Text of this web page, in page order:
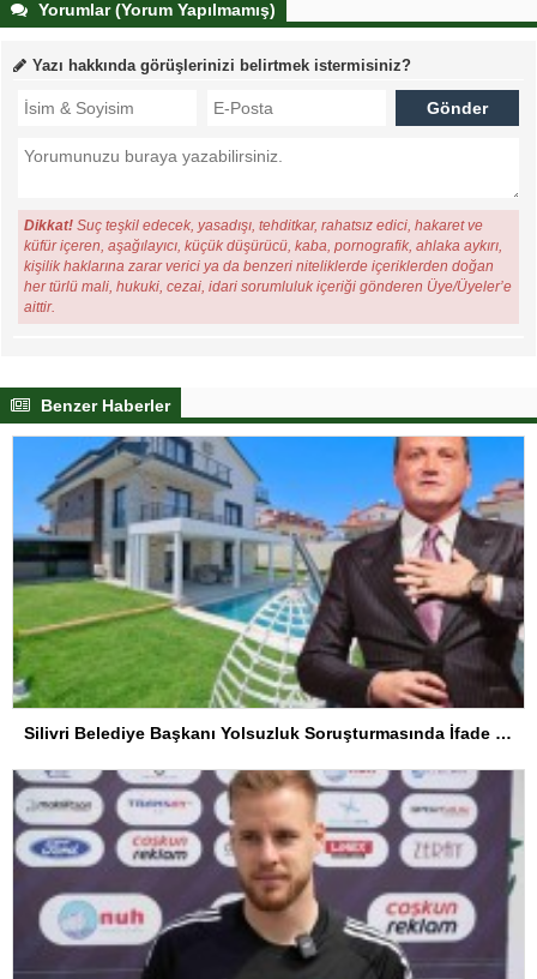
Yorumlar (Yorum Yapılmamış)
Yazı hakkında görüşlerinizi belirtmek istermisiniz?
Dikkat! Suç teşkil edecek, yasadışı, tehditkar, rahatsız edici, hakaret ve
küfür içeren, aşağılayıcı, küçük düşürücü, kaba, pornografik, ahlaka aykırı,
kişilik haklarına zarar verici ya da benzeri niteliklerde içeriklerden doğan
her türlü mali, hukuki, cezai, idari sorumluluk içeriği gönderen Üye/Üyeler’e
aittir.
Benzer Haberler
Silivri Belediye Başkanı Yolsuzluk Soruşturmasında İfade Verdi